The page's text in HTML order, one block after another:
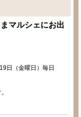
マルシェにお出
日（金曜日）毎日